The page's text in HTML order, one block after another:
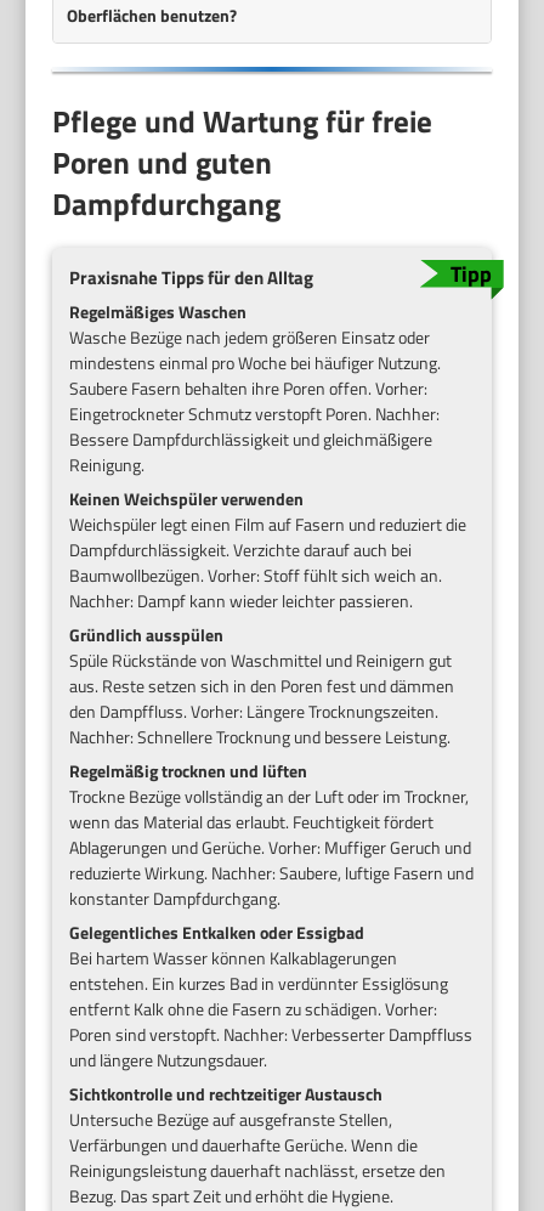
Oberflächen benutzen?
Pflege und Wartung für freie
Poren und guten
Dampfdurchgang
Praxisnahe Tipps für den Alltag
Regelmäßiges Waschen
Wasche Bezüge nach jedem größeren Einsatz oder
mindestens einmal pro Woche bei häufiger Nutzung.
Saubere Fasern behalten ihre Poren offen. Vorher:
Eingetrockneter Schmutz verstopft Poren. Nachher:
Bessere Dampfdurchlässigkeit und gleichmäßigere
Reinigung.
Keinen Weichspüler verwenden
Weichspüler legt einen Film auf Fasern und reduziert die
Dampfdurchlässigkeit. Verzichte darauf auch bei
Baumwollbezügen. Vorher: Stoff fühlt sich weich an.
Nachher: Dampf kann wieder leichter passieren.
Gründlich ausspülen
Spüle Rückstände von Waschmittel und Reinigern gut
aus. Reste setzen sich in den Poren fest und dämmen
den Dampffluss. Vorher: Längere Trocknungszeiten.
Nachher: Schnellere Trocknung und bessere Leistung.
Regelmäßig trocknen und lüften
Trockne Bezüge vollständig an der Luft oder im Trockner,
wenn das Material das erlaubt. Feuchtigkeit fördert
Ablagerungen und Gerüche. Vorher: Muffiger Geruch und
reduzierte Wirkung. Nachher: Saubere, luftige Fasern und
konstanter Dampfdurchgang.
Gelegentliches Entkalken oder Essigbad
Bei hartem Wasser können Kalkablagerungen
entstehen. Ein kurzes Bad in verdünnter Essiglösung
entfernt Kalk ohne die Fasern zu schädigen. Vorher:
Poren sind verstopft. Nachher: Verbesserter Dampffluss
und längere Nutzungsdauer.
Sichtkontrolle und rechtzeitiger Austausch
Untersuche Bezüge auf ausgefranste Stellen,
Verfärbungen und dauerhafte Gerüche. Wenn die
Reinigungsleistung dauerhaft nachlässt, ersetze den
Bezug. Das spart Zeit und erhöht die Hygiene.